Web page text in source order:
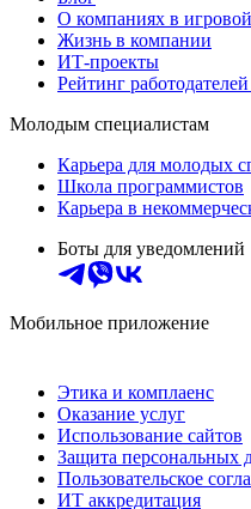
О компаниях в
Жизнь в компании
ИТ-проекты
Рейтинг
Молодым специалистам
Карьера для молодых
Школа программистов
Карьера в
Боты для уведомлений
Мобильное приложение
Этика и комплаенс
Оказание услуг
Использование сайтов
Защита персональных
Пользовательское
ИТ аккредитация